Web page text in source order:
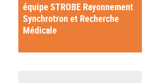
équipe STROBE Rayonnement
Synchrotron et Recherche
Médicale